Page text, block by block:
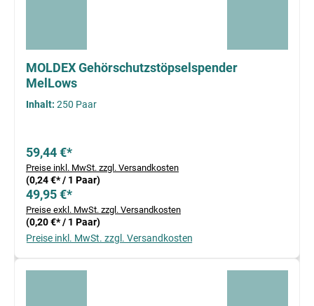
MOLDEX Gehörschutzstöpselspender
MelLows
Inhalt: 250 Paar
59,44 €*
Preise inkl. MwSt. zzgl. Versandkosten
(0,24 €* / 1 Paar)
49,95 €*
Preise exkl. MwSt. zzgl. Versandkosten
(0,20 €* / 1 Paar)
Preise inkl. MwSt. zzgl. Versandkosten